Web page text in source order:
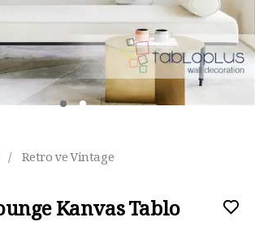
/ Retro ve Vintage
Kanvas Tablo